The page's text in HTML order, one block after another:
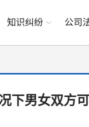
知识纠纷 公司
下男女双方